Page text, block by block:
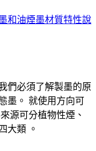
和油煙墨材質特性說
們必須了解製墨的原
墨。 就使用方向可
源可分植物性煙、
大類 。